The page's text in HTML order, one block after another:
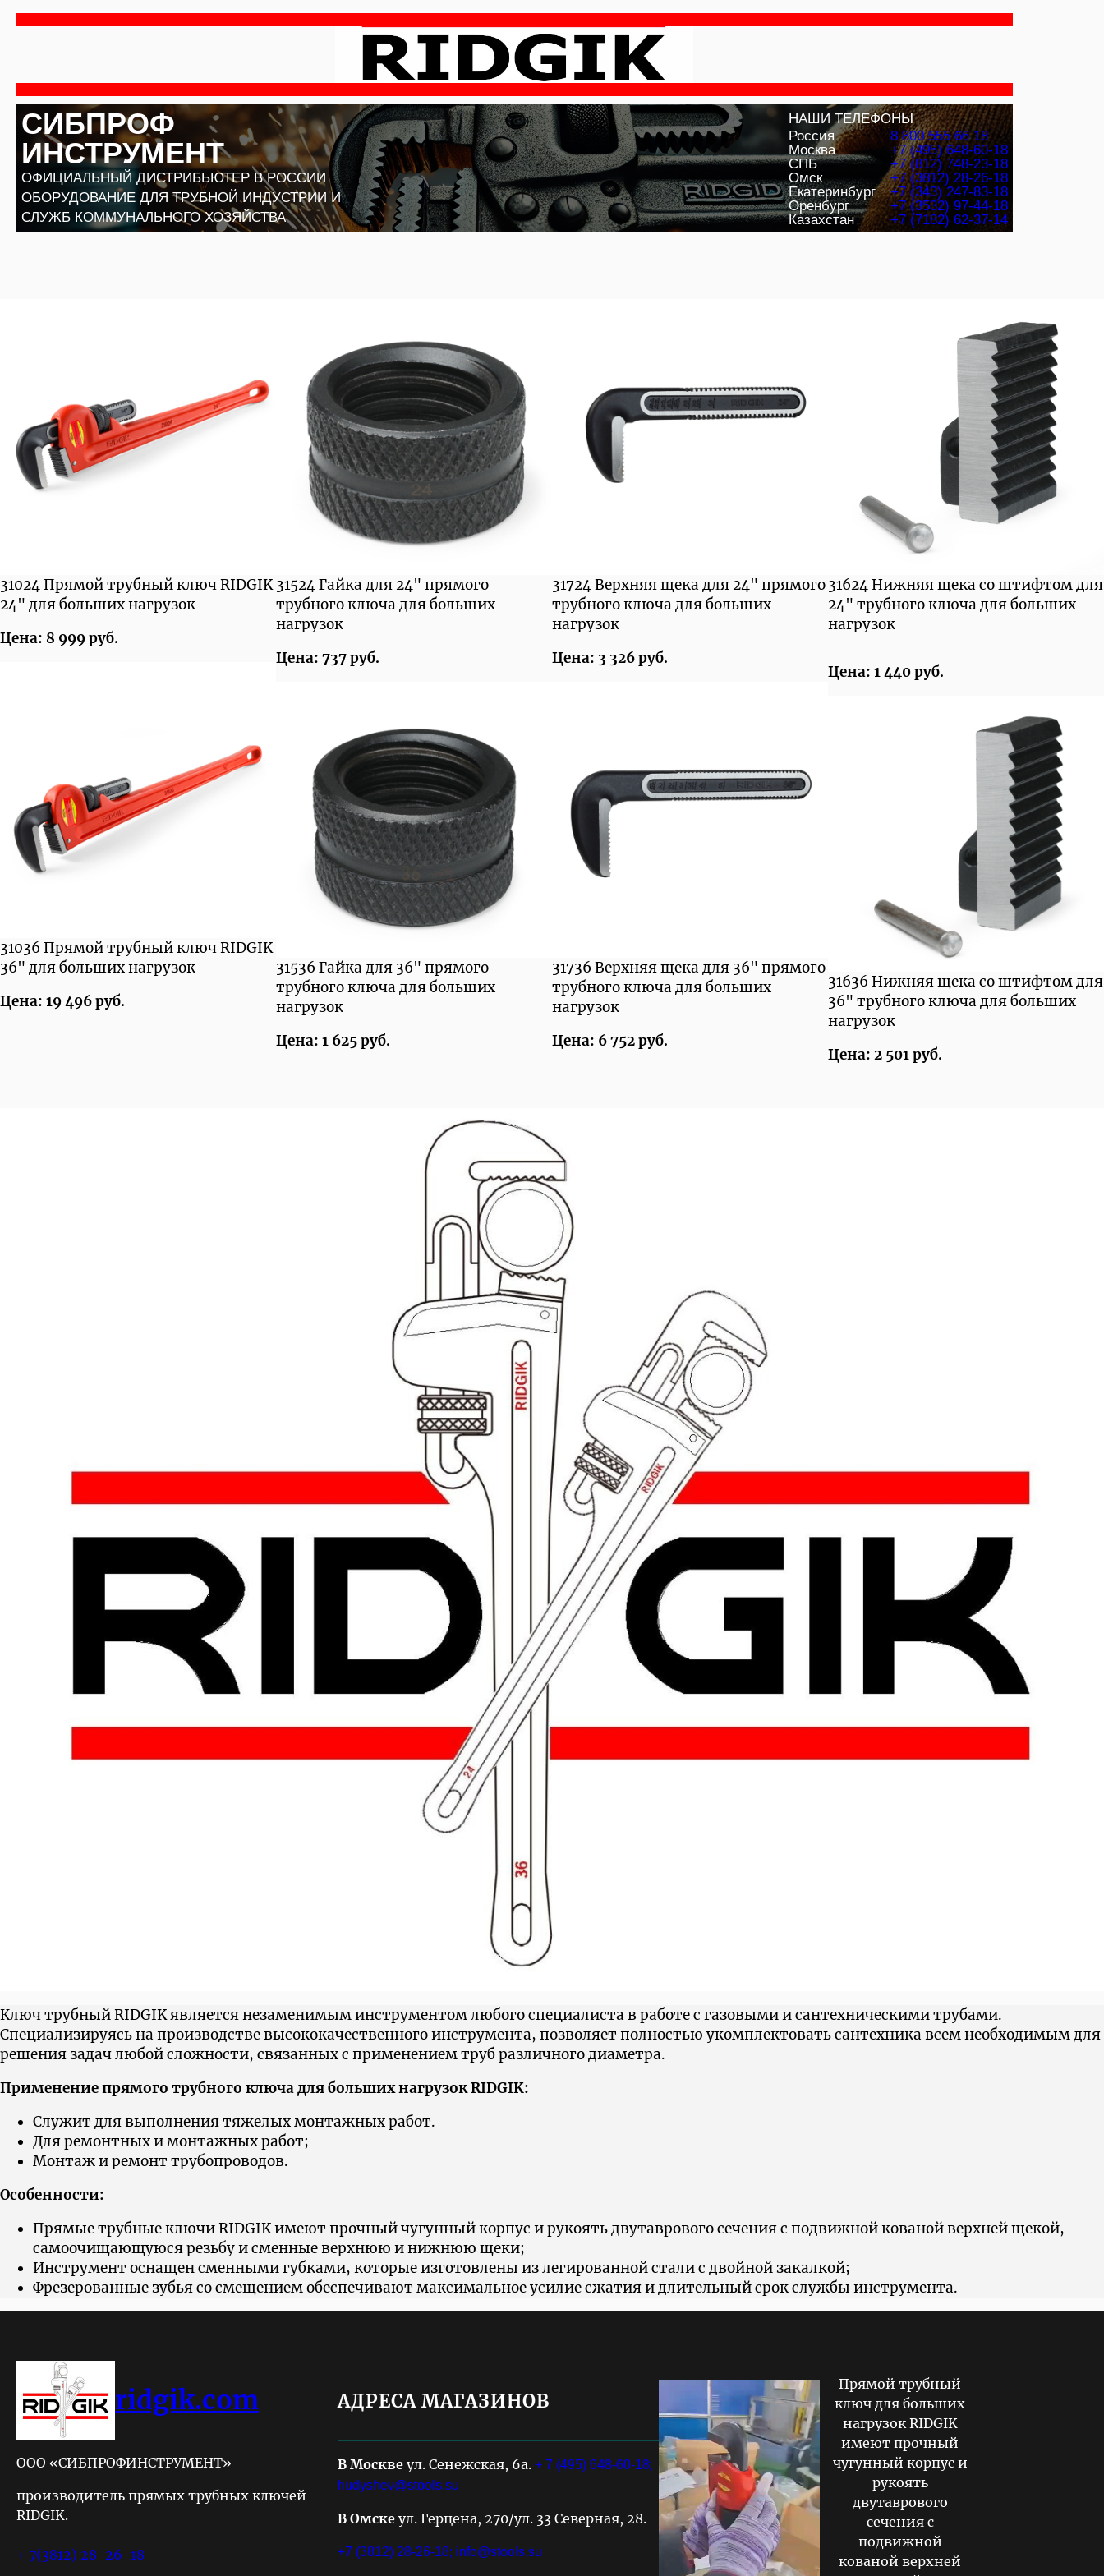
Перейти
СИБПРОФ
ИНСТРУМЕНТ
ОФИЦИАЛЬНЫЙ ДИСТРИБЬЮТЕР В РОССИИ
ОБОРУДОВАНИЕ ДЛЯ ТРУБНОЙ ИНДУСТРИИ И
СЛУЖБ КОММУНАЛЬНОГО ХОЗЯЙСТВА
НАШИ ТЕЛЕФОНЫ
Россия
8 800 555 66 18
Москва
+7 (495) 648-60-18
СПБ
+7 (812) 748-23-18
Омск
+7 (3812) 28-26-18
Екатеринбург
+7 (343) 247-83-18
Оренбург
+7 (3532) 97-44-18
Казахстан
+7 (7182) 62-37-14
31024 Прямой трубный ключ RIDGIK
24" для больших нагрузок
Цена: 8 999 руб.
31036 Прямой трубный ключ RIDGIK
36" для больших нагрузок
Цена: 19 496 руб.
31524 Гайка для 24" прямого
трубного ключа для больших
нагрузок
Цена: 737 руб.
31536 Гайка для 36" прямого
трубного ключа для больших
нагрузок
Цена: 1 625 руб.
31724 Верхняя щека для 24" прямого
трубного ключа для больших
нагрузок
Цена: 3 326 руб.
31736 Верхняя щека для 36" прямого
трубного ключа для больших
нагрузок
Цена: 6 752 руб.
31624 Нижняя щека со штифтом для
24" трубного ключа для больших
нагрузок
Цена: 1 440 руб.
31636 Нижняя щека со штифтом для
36" трубного ключа для больших
нагрузок
Цена: 2 501 руб.
Ключ трубный RIDGIK является незаменимым инструментом любого специалиста в работе с газовыми и сантехническими трубами.
Cпециализируясь на производстве высококачественного инструмента, позволяет полностью укомплектовать сантехника всем необходимым для
решения задач любой сложности, связанных с применением труб различного диаметра.
Применение прямого трубного ключа для больших нагрузок RIDGIK:
Служит для выполнения тяжелых монтажных работ.
Для ремонтных и монтажных работ;
Монтаж и ремонт трубопроводов.
Особенности:
Прямые трубные ключи RIDGIK имеют прочный чугунный корпус и рукоять двутаврового сечения с подвижной кованой верхней щекой,
самоочищающуюся резьбу и сменные верхнюю и нижнюю щеки;
Инструмент оснащен сменными губками, которые изготовлены из легированной стали с двойной закалкой;
Фрезерованные зубья со смещением обеспечивают максимальное усилие сжатия и длительный срок службы инструмента.
ridgik.com
ООО «СИБПРОФИНСТРУМЕНТ»
производитель прямых трубных ключей
RIDGIK.
+ 7(3812) 28-26-18
АДРЕСА МАГАЗИНОВ
В Москвеул. Сенежская, 6а.+ 7 (495) 648-60-18;
hudyshev@stools.su
В Омскеул. Герцена, 270/ул. 33 Северная, 28.
+7 (3812) 28-26-18; info@stools.su
Прямой трубный
ключ для больших
нагрузок RIDGIK
имеют прочный
чугунный корпус и
рукоять
двутаврового
сечения с
подвижной
кованой верхней